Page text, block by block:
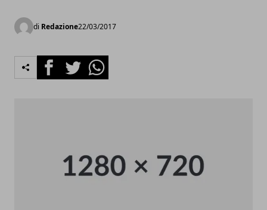
di Redazione22/03/2017
FacebookTwitterWhatsapp